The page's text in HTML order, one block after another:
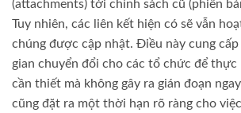
(attachments) tới chính sách cũ (phiên
Tuy nhiên, các liên kết hiện có sẽ vẫn
chúng được cập nhật. Điều này cung
gian chuyển đổi cho các tổ chức để thực
cần thiết mà không gây ra gián đoạn
cũng đặt ra một thời hạn rõ ràng cho